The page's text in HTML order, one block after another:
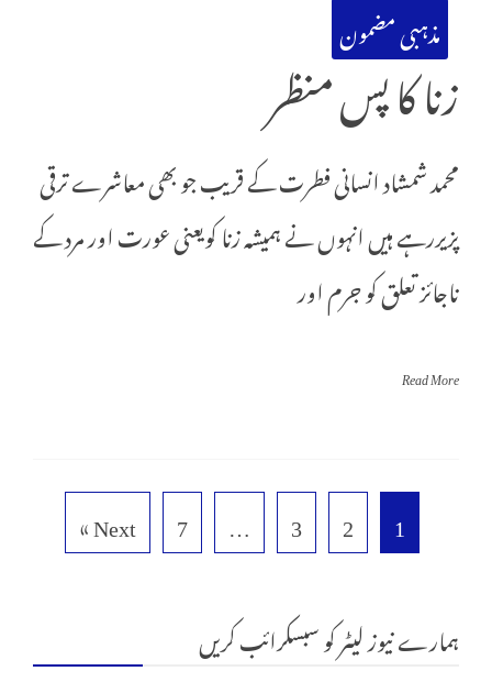
مذہبی مضمون
زنا کا پس منظر
محمد شمشاد انسانی فطرت کے قریب جو بھی معاشرے ترقی
پزیررہے ہیں انہوں نے ہمیشہ زنا کویعنی عورت اور مرد کے
ناجائز تعلق کو جرم اور
Read More
1
2
3
…
7
Next »
ہمارے نیوز لیٹر کو سبسکرائب کریں